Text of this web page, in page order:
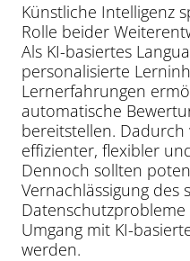
Künstliche Intelligenz
Rolle beider
Als KI-basiertes
personalisierte
Lernerfahrungen
automatische
bereitstellen. Dadurch
effizienter, flexibler
Dennoch sollten
Vernachlässigung des
Umgang mit KI-
werden.